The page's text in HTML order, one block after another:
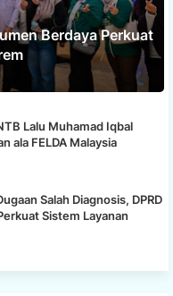
Berdaya Perkuat
Lalu Muhamad Iqbal
ala FELDA Malaysia
Salah Diagnosis, DPRD
Sistem Layanan